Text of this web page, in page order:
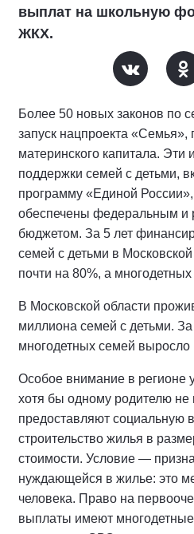
выплат на школьную
ЖКХ.
Более 50 новых законов по
запуск нацпроекта «Семья»,
материнского капитала. Эти
поддержки семей с детьми,
программу «Единой
обеспечены федеральным и
бюджетом. За 5 лет
семей с детьми в
почти на 80%, а
В Московской области
миллиона семей с детьми.
многодетных семей выросло
Особое внимание в регионе
хотя бы одному родителю не
предоставляют социальную
строительство жилья в
стоимости. Условие —
нуждающейся в жилье: это
человека. Право на
выплаты имеют